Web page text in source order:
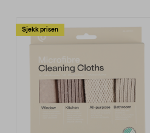
Sjekk prisen